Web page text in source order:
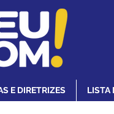
E DIRETRIZES LISTA